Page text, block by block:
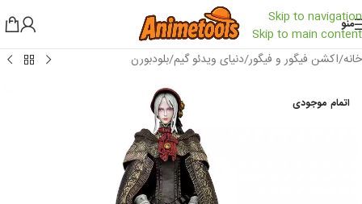
Skip to navigation
Skip to main content
منو
خانه/اکشن فیگور و فیگور/دنیای ویدئو گیم/بلودبورن
اتمام موجودی